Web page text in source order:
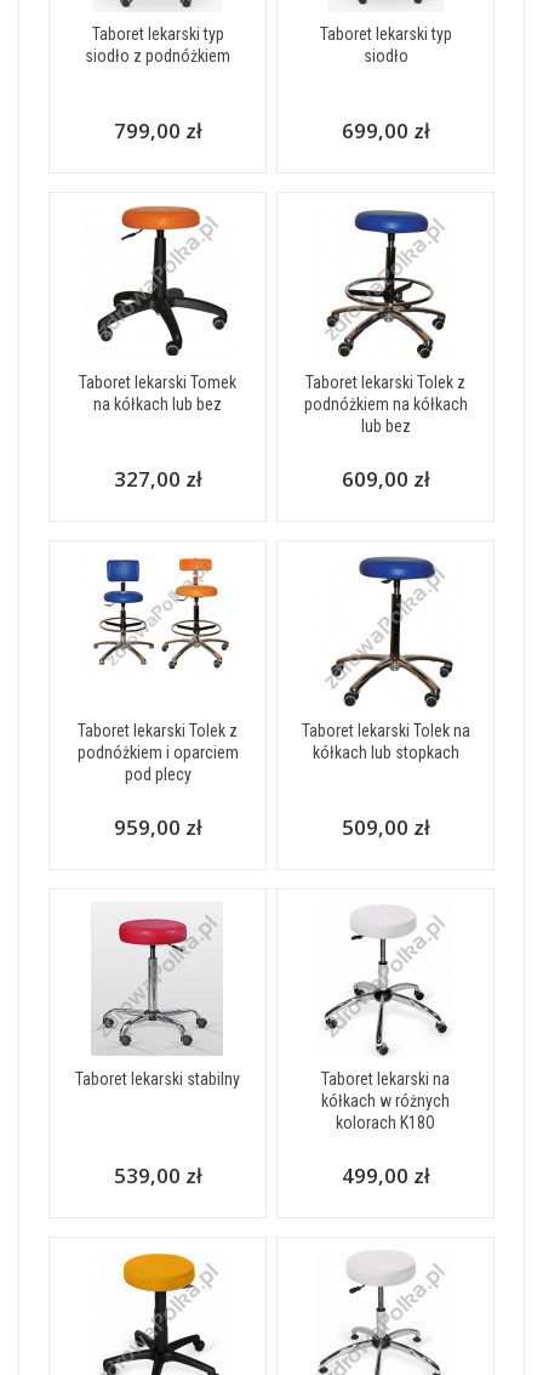
Taboret lekarski typ
siodło z podnóżkiem
799,00 zł
Taboret lekarski typ
siodło
699,00 zł
Taboret lekarski Tomek
na kółkach lub bez
327,00 zł
Taboret lekarski Tolek z
podnóżkiem na kółkach
lub bez
609,00 zł
Taboret lekarski Tolek z
podnóżkiem i oparciem
pod plecy
959,00 zł
Taboret lekarski Tolek na
kółkach lub stopkach
509,00 zł
Taboret lekarski stabilny
539,00 zł
Taboret lekarski na
kółkach w różnych
kolorach K18O
499,00 zł